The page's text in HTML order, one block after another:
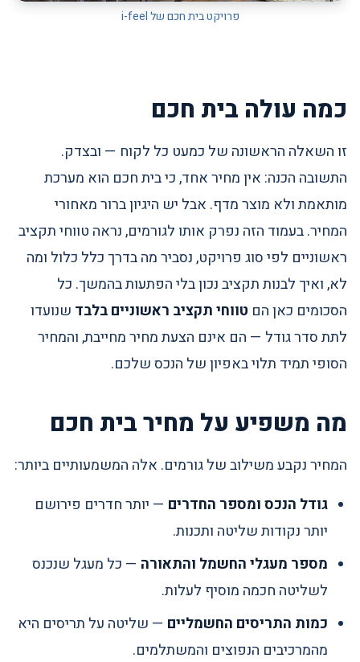
פרויקט בית חכם של i-feel
כמה עולה בית חכם
זו השאלה הראשונה של כמעט כל לקוח — ובצדק.
התשובה הכנה: אין מחיר אחד, כי בית חכם הוא מערכת
מותאמת ולא מוצר מדף. אבל יש היגיון ברור מאחורי
המחיר. בעמוד הזה נפרק אותו לגורמים, נראה טווחי תקציב
ראשוניים לפי סוג פרויקט, נסביר מה בדרך כלל כלול ומה
לא, ואיך לבנות תקציב נכון בלי הפתעות בהמשך. כל
הסכומים כאן הם טווחי תקציב ראשוניים בלבד שנועדו
לתת סדר גודל — הם אינם הצעת מחיר מחייבת, והמחיר
הסופי תמיד תלוי באפיון של הנכס שלכם.
מה משפיע על מחיר בית חכם
המחיר נקבע משילוב של גורמים. אלה המשמעותיים ביותר:
גודל הנכס ומספר החדרים — יותר חדרים פירושם
יותר נקודות שליטה ותכנות.
מספר מעגלי החשמל והתאורה — כל מעגל שנכנס
לשליטה חכמה מוסיף לעלות.
כמות התריסים החשמליים — שליטה על תריסים היא
מהמרכיבים הנפוצים והמשתלמים.